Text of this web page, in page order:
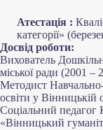
Атестація :
категорії»
Досвід роботи:
Вихователь
міської ради (2001 –
Методист
освіти у Вінницькій
Соціальний педагог
«Вінницький